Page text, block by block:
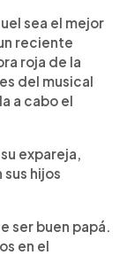
sea el mejor
reciente
roja de la
del musical
a cabo el
expareja,
hijos
ser buen papá.
en el